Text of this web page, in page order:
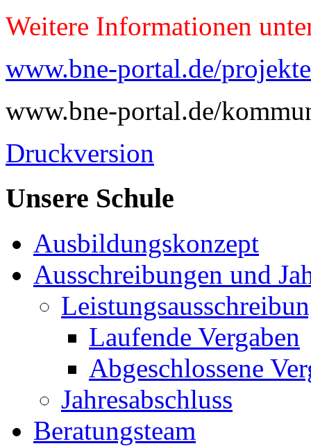
Weitere Informationen
www.bne-portal.de/projekte
www.bne-portal.de/
Druckversion
Unsere Schule
Ausbildungskonzept
Ausschreibungen und
Laufende Vergaben
Abgeschlossene
Jahresabschluss
Beratungsteam